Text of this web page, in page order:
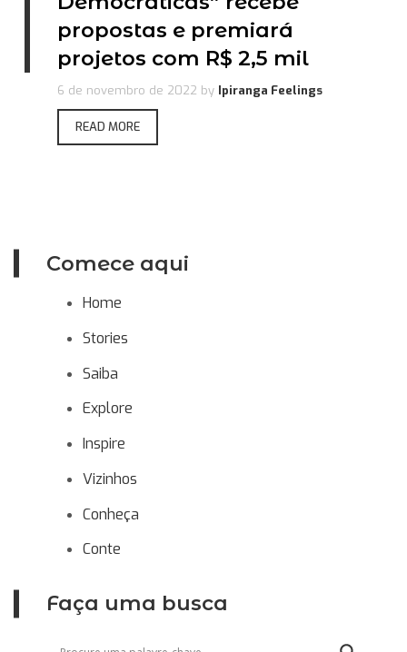
Comece aqui
Home
Stories
Saiba
Explore
Inspire
Vizinhos
Conheça
Conte
Faça uma busca
propostas e premiará
projetos com R$ 2,5 mil
6 de novembro de 2022 by Ipiranga Feelings
READ MORE